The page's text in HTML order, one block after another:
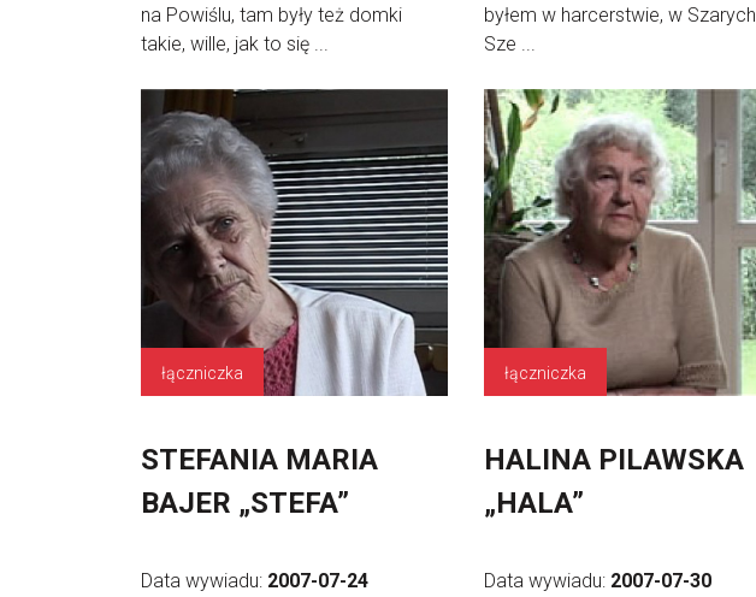
na Powiślu, tam były też domki
takie, wille, jak to się ...
byłem w harcerstwie, w Szarych
Sze ...
łączniczka
STEFANIA MARIA
BAJER „STEFA”
Data wywiadu: 2007-07-24
łączniczka
HALINA PILAWSKA
„HALA”
Data wywiadu: 2007-07-30